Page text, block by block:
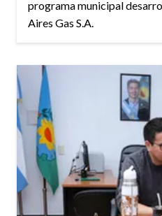
programa municipal
Aires Gas S.A.